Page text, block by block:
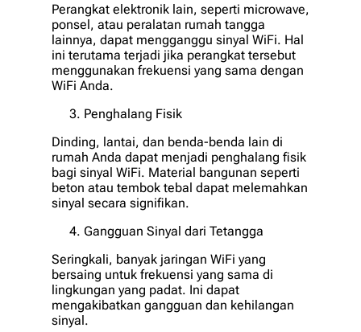
Perangkat elektronik lain, seperti microwave,
ponsel, atau peralatan rumah tangga
lainnya, dapat mengganggu sinyal WiFi. Hal
ini terutama terjadi jika perangkat tersebut
menggunakan frekuensi yang sama dengan
WiFi Anda.
Penghalang Fisik
Dinding, lantai, dan benda-benda lain di
rumah Anda dapat menjadi penghalang fisik
bagi sinyal WiFi. Material bangunan seperti
beton atau tembok tebal dapat melemahkan
sinyal secara signifikan.
Gangguan Sinyal dari Tetangga
Seringkali, banyak jaringan WiFi yang
bersaing untuk frekuensi yang sama di
lingkungan yang padat. Ini dapat
mengakibatkan gangguan dan kehilangan
sinyal.